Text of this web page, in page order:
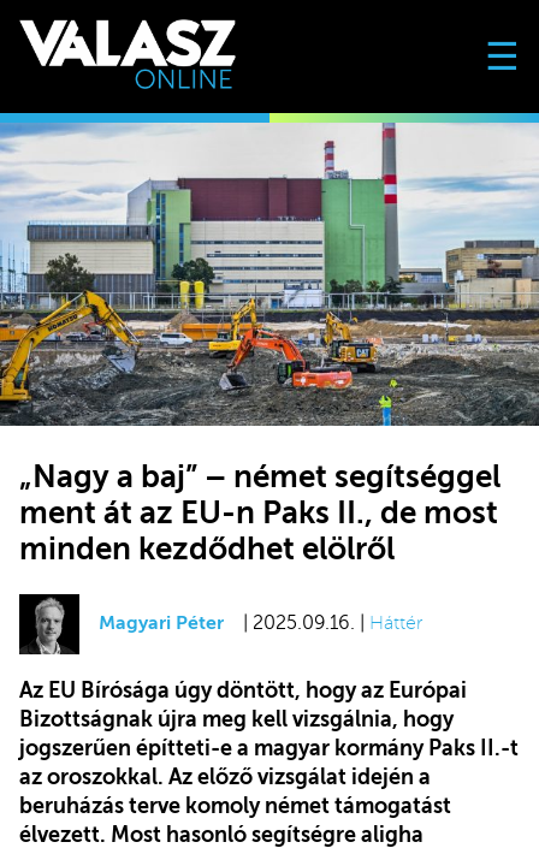
☰
„Nagy a baj” – német segítséggel
ment át az EU-n Paks II., de most
minden kezdődhet elölről
Magyari Péter | 2025.09.16. | Háttér
Az EU Bírósága úgy döntött, hogy az Európai
Bizottságnak újra meg kell vizsgálnia, hogy
jogszerűen építteti-e a magyar kormány Paks II.-t
az oroszokkal. Az előző vizsgálat idején a
beruházás terve komoly német támogatást
élvezett. Most hasonló segítségre aligha